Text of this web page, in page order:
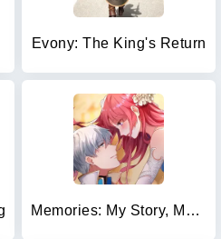
Evony: The King's Return
Memories: My Story, My Choice